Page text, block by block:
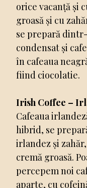
orice vacanță și
groasă și cu
se prepară
condensat și
în cafeaua
fiind ciocolatie.
Irish Coffee –
Cafeaua
hibrid, se
irlandez și
cremă groasă.
percepem noi
aparte, cu